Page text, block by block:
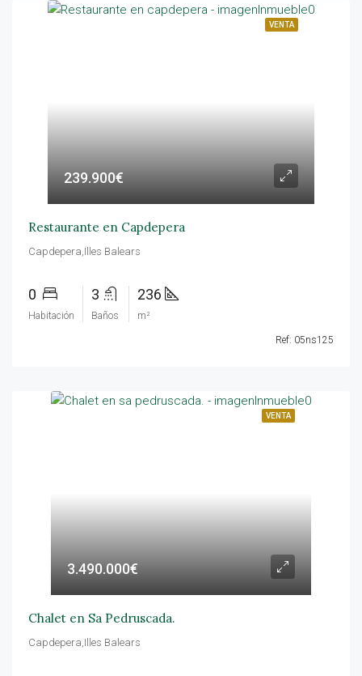
VENTA
239.900€
Restaurante en Capdepera
Capdepera,Illes Balears
0
Habitación
3
Baños
236
m²
Ref: 05ns125
VENTA
3.490.000€
Chalet en Sa Pedruscada.
Capdepera,Illes Balears